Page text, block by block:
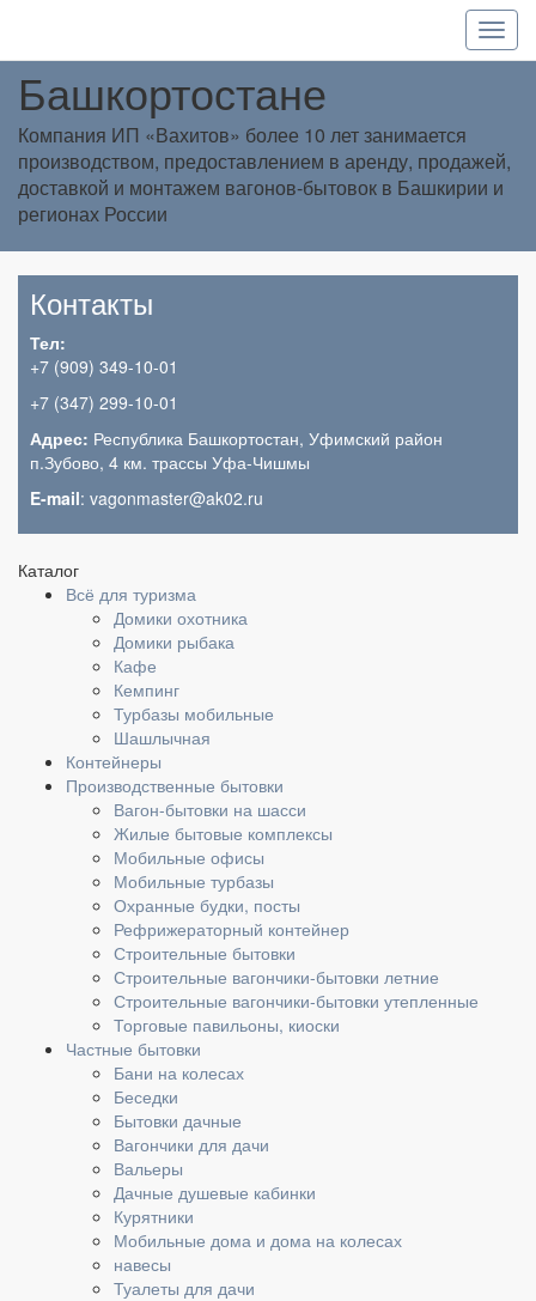
Вагоны-бытовки в Уфе и
Башкортостане
Компания ИП «Вахитов» более 10 лет занимается
производством, предоставлением в аренду, продажей,
доставкой и монтажем вагонов-бытовок в Башкирии и
регионах России
Контакты
Тел:
+7 (909) 349-10-01
+7 (347) 299-10-01
Адрес: Республика Башкортостан, Уфимский район
п.Зубово, 4 км. трассы Уфа-Чишмы
E-mail: vagonmaster@ak02.ru
Каталог
Всё для туризма
Домики охотника
Домики рыбака
Кафе
Кемпинг
Турбазы мобильные
Шашлычная
Контейнеры
Производственные бытовки
Вагон-бытовки на шасси
Жилые бытовые комплексы
Мобильные офисы
Мобильные турбазы
Охранные будки, посты
Рефрижераторный контейнер
Строительные бытовки
Строительные вагончики-бытовки летние
Строительные вагончики-бытовки утепленные
Торговые павильоны, киоски
Частные бытовки
Бани на колесах
Беседки
Бытовки дачные
Вагончики для дачи
Вальеры
Дачные душевые кабинки
Курятники
Мобильные дома и дома на колесах
навесы
Туалеты для дачи